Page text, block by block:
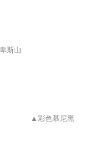
斯山
▲彩色慕尼黑